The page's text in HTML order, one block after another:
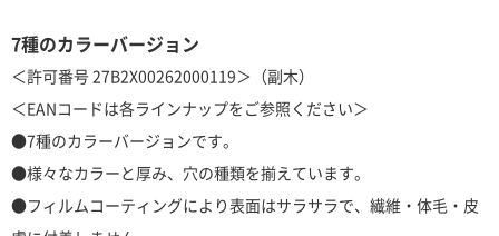
7種のカラーバージョン
＜許可番号 27B2X00262000119＞（副木）
＜EANコードは各ラインナップをご参照ください＞
●7種のカラーバージョンです。
●様々なカラーと厚み、穴の種類を揃えています。
●フィルムコーティングにより表面はサラサラで、繊維・体毛・皮